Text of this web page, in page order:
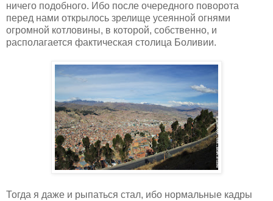
ничего подобного. Ибо после очередного поворота
перед нами открылось зрелище усеянной огнями
огромной котловины, в которой, собственно, и
располагается фактическая столица Боливии.
Тогда я даже и рыпаться стал, ибо нормальные кадры